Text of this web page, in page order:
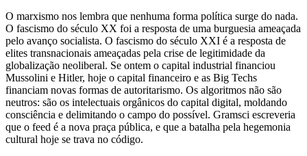
O marxismo nos lembra que nenhuma forma política surge do nada.
O fascismo do século XX foi a resposta de uma burguesia ameaçada
pelo avanço socialista. O fascismo do século XXI é a resposta de
elites transnacionais ameaçadas pela crise de legitimidade da
globalização neoliberal. Se ontem o capital industrial financiou
Mussolini e Hitler, hoje o capital financeiro e as Big Techs
financiam novas formas de autoritarismo. Os algoritmos não são
neutros: são os intelectuais orgânicos do capital digital, moldando
consciência e delimitando o campo do possível. Gramsci escreveria
que o feed é a nova praça pública, e que a batalha pela hegemonia
cultural hoje se trava no código.